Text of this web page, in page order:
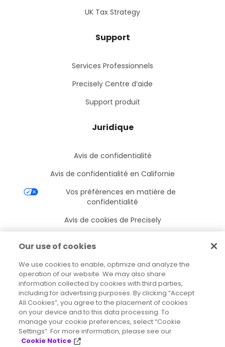
UK Tax Strategy
Support
Services Professionnels
Precisely Centre d’aide
Support produit
Juridique
Avis de confidentialité
Avis de confidentialité en Californie
Vos préférences en matière de
confidentialité
Avis de cookies de Precisely
Marques déposées
Entités juridiques
Accords juridiques
Our use of cookies
We use cookies to enable, optimize and analyze the
operation of our website. We may also share
information collected by cookies with third parties,
including for advertising purposes. By clicking “Accept
All Cookies”, you agree to the placement of cookies
on your device and to this data processing. To
manage your cookie preferences, select “Cookie
Settings”. For more information, please see our
Cookie Notice